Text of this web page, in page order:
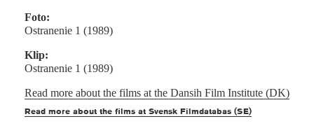
Foto:
Ostranenie 1 (1989)
Klip:
Ostranenie 1 (1989)
Read more about the films at the Dansih Film Institute (DK)
Read more about the films at Svensk Filmdatabas (SE)